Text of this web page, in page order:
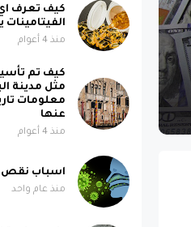
كيف تعرف
منذ 4 أعوام
كيف تم
مثل مدينة
معلومات
عنها
منذ 4 أعوام
اسباب نقص
منذ عام واحد